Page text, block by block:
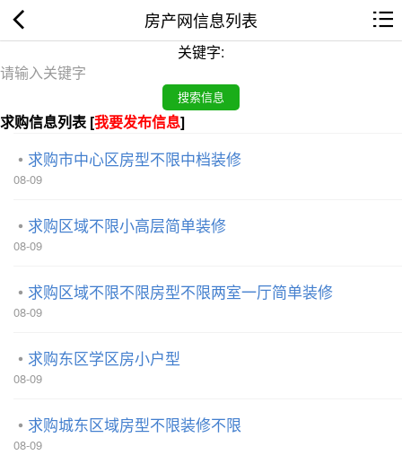
房产网信息列表
关键字:
求购信息列表 [我要发布信息]
求购市中心区房型不限中档装修
08-09
求购区域不限小高层简单装修
08-09
求购区域不限不限房型不限两室一厅简单装修
08-09
求购东区学区房小户型
08-09
求购城东区域房型不限装修不限
08-09